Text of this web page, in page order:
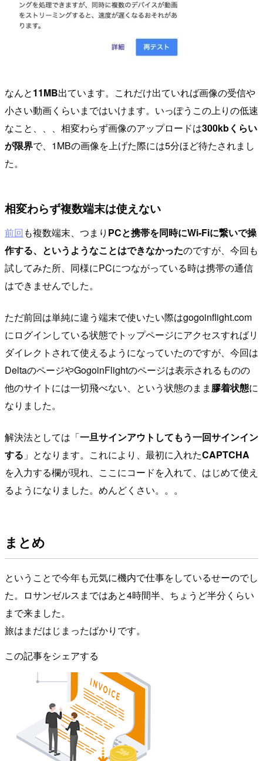
なんと11MB出ています。これだけ出ていれば画像の受信や
小さい動画くらいまではいけます。いっぽうこの上りの低速
なこと、、、相変わらず画像のアップロードは300kbくらい
が限界で、1MBの画像を上げた際には5分ほど待たされまし
た。
相変わらず複数端末は使えない
前回 も複数端末、つまり PCと携帯を同時にWi-Fiに繋いで操
作する、というようなことはできなかったのですが、今回も
試してみた所、同様にPCにつながっている時は携帯の通信
はできませんでした。
ただ前回は単純に違う端末で使いたい際はgogoinflight.com
にログインしている状態でトップページにアクセスすればリ
ダイレクトされて使えるようになっていたのですが、今回は
DeltaのページやGogoinFlightのページは表示されるものの
他のサイトには一切飛べない、という状態のまま 膠着状態に
なりました。
解決法としては「一旦サインアウトしてもう一回サインイン
する 」となります。これにより、最初に入れたCAPTCHA
を入力する欄が現れ、ここにコードを入れて、はじめて使え
るようになりました。めんどくさい。。。
まとめ
ということで今年も元気に機内で仕事をしているせーのでし
た。ロサンゼルスまではあと4時間半、ちょうど半分くらい
まで来ました。
旅はまだはじまったばかりです。
この記事をシェアする